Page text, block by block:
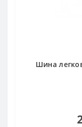
Шина